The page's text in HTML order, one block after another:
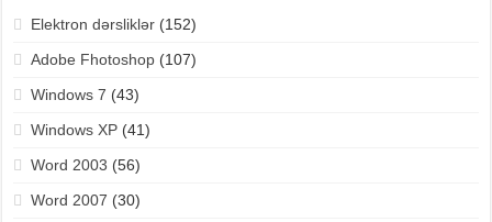
Elektron dərsliklər(152)
Adobe Fhotoshop(107)
Windows 7 (43)
Windows XP(41)
Word 2003 (56)
Word 2007 (30)